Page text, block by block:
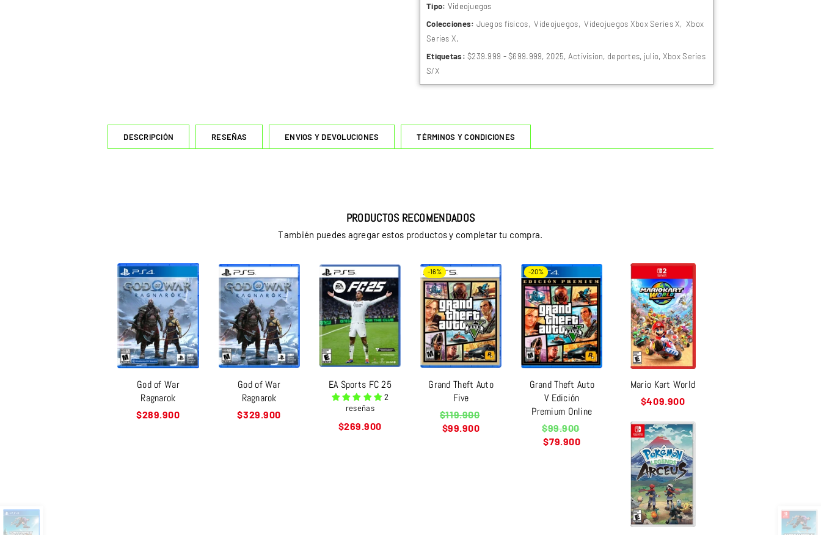
Tipo: Videojuegos
Colecciones: Juegos fisicos,Videojuegos,Videojuegos Xbox Series X,Xbox
Series X,
Etiquetas:$239.999 - $699.999, 2025, Activision, deportes, julio, Xbox Series
S/X
DESCRIPCIÓN RESEÑAS ENVIOS Y DEVOLUCIONES TÉRMINOS Y CONDICIONES
PRODUCTOS RECOMENDADOS
También puedes agregar estos productos y completar tu compra.
God of War
Ragnarok
Precio
$289.900
God of War
Ragnarok
Precio
$329.900
EA Sports FC 25
2
reseñas
Precio
$269.900
-16%
Grand Theft Auto
Five
Precio
habitual
$119.900
$99.900
-20%
Grand Theft Auto
V Edición
Premium Online
Precio
habitual
$99.900
$79.900
Mario Kart World
Precio
$409.900